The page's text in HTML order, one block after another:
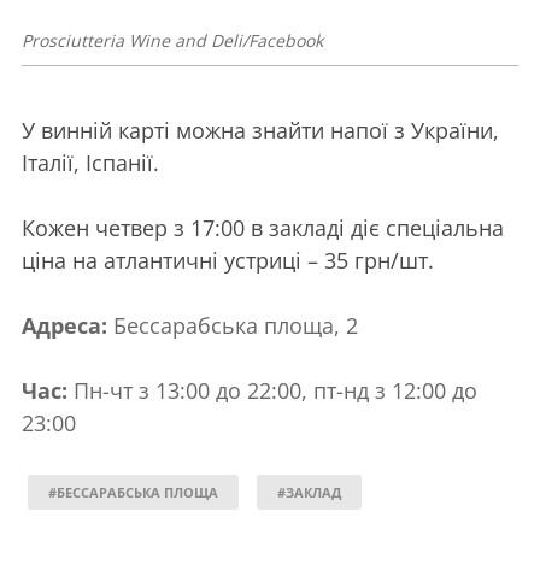
Prosciutteria Wine and Deli/Facebook
У винній карті можна знайти напої з України,
Італії, Іспанії.
Кожен четвер з 17:00 в закладі діє спеціальна
ціна на атлантичні устриці – 35 грн/шт.
Адреса: Бессарабська площа, 2
Час: Пн-чт з 13:00 до 22:00, пт-нд з 12:00 до
23:00
#БЕССАРАБСЬКА ПЛОЩА #ЗАКЛАД